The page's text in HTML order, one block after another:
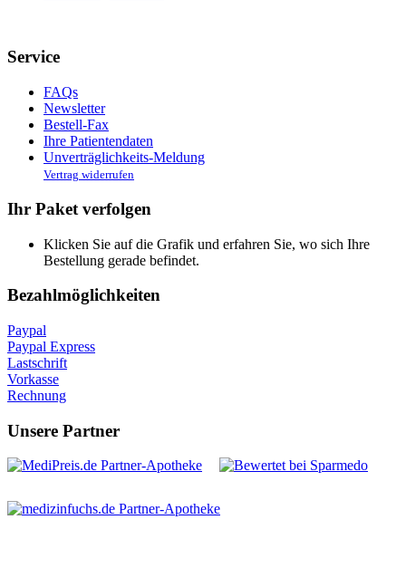
Service
FAQs
Newsletter
Bestell-Fax
Ihre Patientendaten
Unverträglichkeits-Meldung
Vertrag widerrufen
Ihr Paket verfolgen
Klicken Sie auf die Grafik und erfahren Sie, wo sich Ihre
Bestellung gerade befindet.
Bezahlmöglichkeiten
Paypal
Paypal Express
Lastschrift
Vorkasse
Rechnung
Unsere Partner